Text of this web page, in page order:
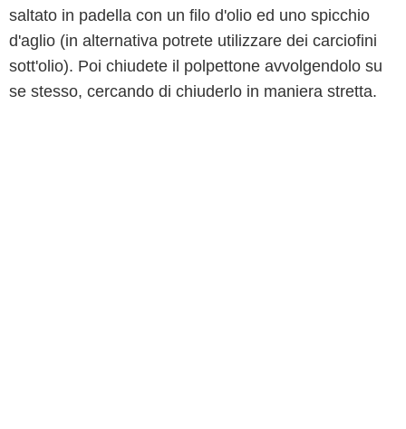
saltato in padella con un filo d'olio ed uno spicchio
d'aglio (in alternativa potrete utilizzare dei carciofini
sott'olio). Poi chiudete il polpettone avvolgendolo su
se stesso, cercando di chiuderlo in maniera stretta.